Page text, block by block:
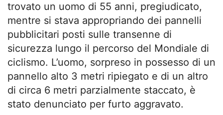
trovato un uomo di 55 anni, pregiudicato,
mentre si stava appropriando dei pannelli
pubblicitari posti sulle transenne di
sicurezza lungo il percorso del Mondiale di
ciclismo. L’uomo, sorpreso in possesso di un
pannello alto 3 metri ripiegato e di un altro
di circa 6 metri parzialmente staccato, è
stato denunciato per furto aggravato.